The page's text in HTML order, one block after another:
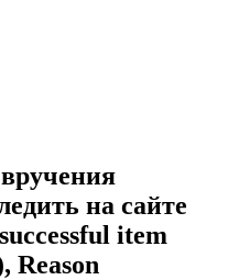
на сайте
item
Reason